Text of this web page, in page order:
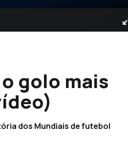
golo mais
dos Mundiais de futebol